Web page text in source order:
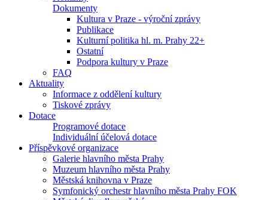
Dokumenty
Kultura v Praze - výroční zprávy
Publikace
Kulturní politika hl. m. Prahy 22+
Ostatní
Podpora kultury v Praze
FAQ
Aktuality
Informace z oddělení kultury
Tiskové zprávy
Dotace
Programové dotace
Individuální účelová dotace
Příspěvkové organizace
Galerie hlavního města Prahy
Muzeum hlavního města Prahy
Městská knihovna v Praze
Symfonický orchestr hlavního města Prahy FOK